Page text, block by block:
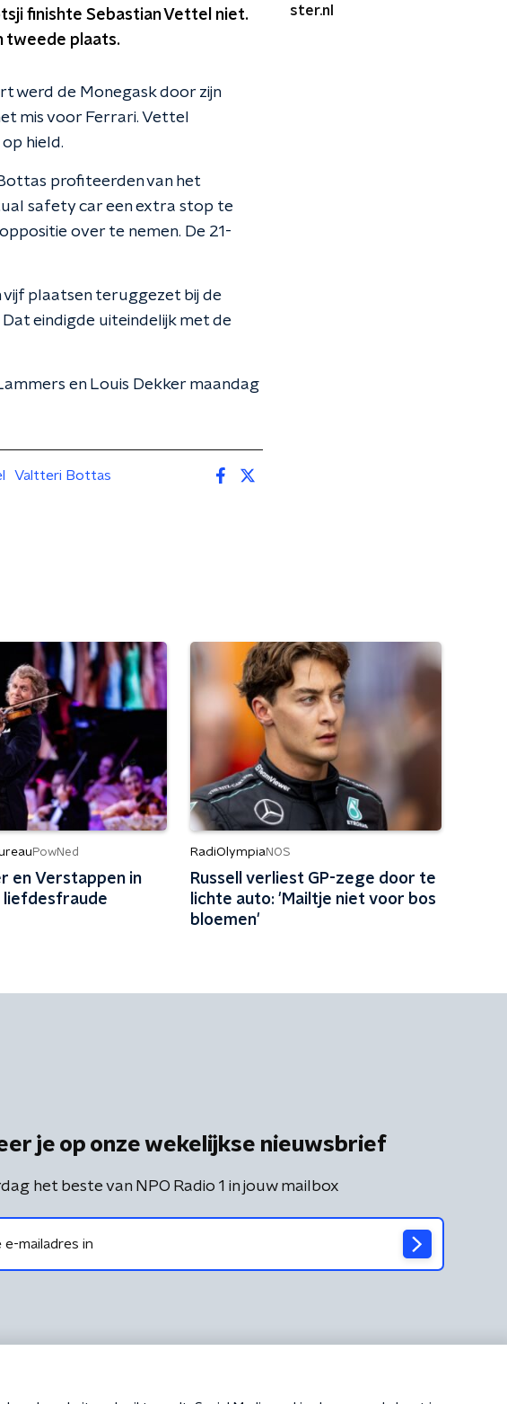
finishte Sebastian Vettel niet.
tweede plaats.
werd de Monegask door zijn
mis voor Ferrari. Vettel
hield.
profiteerden van het
safety car een extra stop te
over te nemen. De 21-
vijf plaatsen teruggezet bij de
eindigde uiteindelijk met de
en Louis Dekker maandag
ster.nl
Valtteri Bottas
PowNed
en Verstappen in
liefdesfraude
RadiOlympiaNOS
Russell verliest GP-zege door te
lichte auto: 'Mailtje niet voor bos
bloemen'
je op onze wekelijkse nieuwsbrief
het beste van NPO Radio 1 in jouw mailbox